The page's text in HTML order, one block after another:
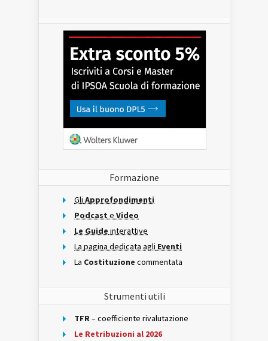
Formazione
Gli Approfondimenti
Podcast e Video
Le Guide interattive
La pagina dedicata agli Eventi
La Costituzione commentata
Strumenti utili
TFR– coefficiente rivalutazione
Le Retribuzioni al 2026